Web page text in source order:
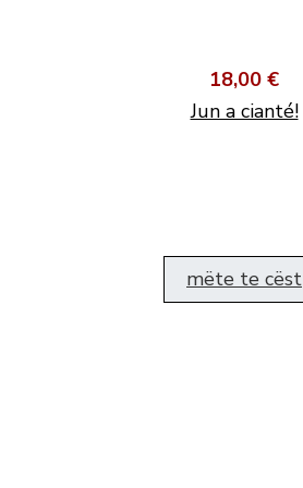
18,00 €
Jun a cianté!
mëte te cëst